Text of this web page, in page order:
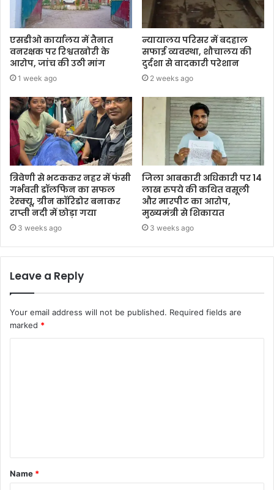
एसडीओ कार्यालय में तैनात
वनरक्षक पर रिश्वतखोरी के
आरोप, जांच की उठी मांग
1 week ago
न्यायालय परिसर में बदहाल
सफाई व्यवस्था, शौचालय की
दुर्दशा से वादकारी परेशान
2 weeks ago
त्रिवेणी से भटककर नहर में फंसी
गर्भवती डॉलफिन का सफल
रेस्क्यू, ग्रीन कॉरिडोर बनाकर
राप्ती नदी में छोड़ा गया
3 weeks ago
जिला आबकारी अधिकारी पर 14
लाख रुपये की कथित वसूली
और मारपीट का आरोप,
मुख्यमंत्री से शिकायत
3 weeks ago
Leave a Reply
Your email address will not be published. Required fields are
marked *
Name *